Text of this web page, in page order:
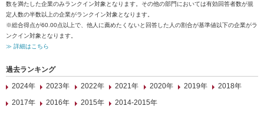
数を満たした企業のみランクイン対象となります。その他の部門においては有効回答者数が規
定人数の半数以上の企業がランクイン対象となります。
※総合得点が60.00点以上で、他人に薦めたくないと回答した人の割合が基準値以下の企業がラ
ンクイン対象となります。
≫ 詳細はこちら
過去ランキング
2024年
2023年 2022年 2021年 2020年 2019年
2018年
2017年
2016年 2015年 2014-2015年